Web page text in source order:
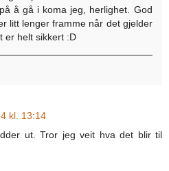
å gå i koma jeg, herlighet. God
litt lenger framme når det gjelder
er helt sikkert :D
kl. 13:14
ut. Tror jeg veit hva det blir til